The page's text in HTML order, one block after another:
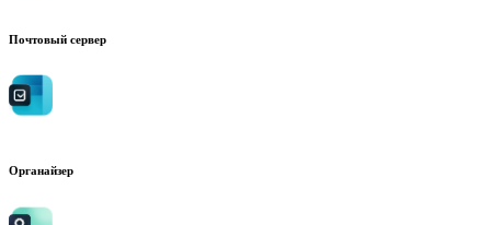
Почтовый сервер
Органайзер